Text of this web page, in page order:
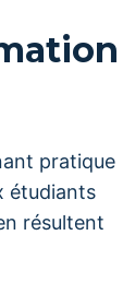
pratique
étudiants
résultent